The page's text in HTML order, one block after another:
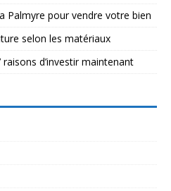
Palmyre pour vendre votre bien
selon les matériaux
d’investir maintenant